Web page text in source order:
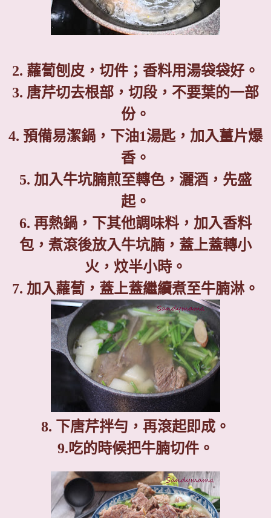
2. 蘿蔔刨皮，切件 ；香料用湯袋袋好 。
3. 唐芹切去根部，切段，不要葉的一部
份。
4. 預備易潔鍋 ，下油1湯匙，加入薑片爆
香。
5. 加入牛坑腩煎至轉色，灑酒 ，先盛
起 。
6. 再熱鍋，下其他調味料， 加入香料
包 ， 煮滾後放入牛坑腩， 蓋上蓋轉小
火，炆半小時。
7. 加入蘿蔔，蓋上蓋繼續煮至牛腩淋。
8. 下唐芹拌勻，再滾起即成。
9.吃的時候把牛腩切件。